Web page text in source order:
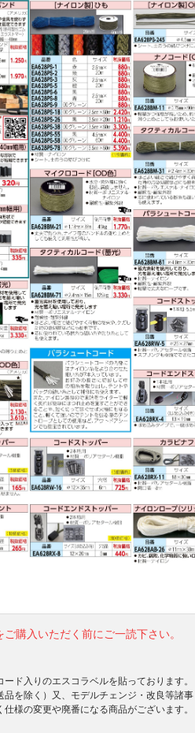
ご購入いただく前にご一読下さい。
ド入りのエスコラベルを貼っております。
品を除く）又、モデルチェンジ・改良等諸事
様の変更や廃番になる商品がございます。